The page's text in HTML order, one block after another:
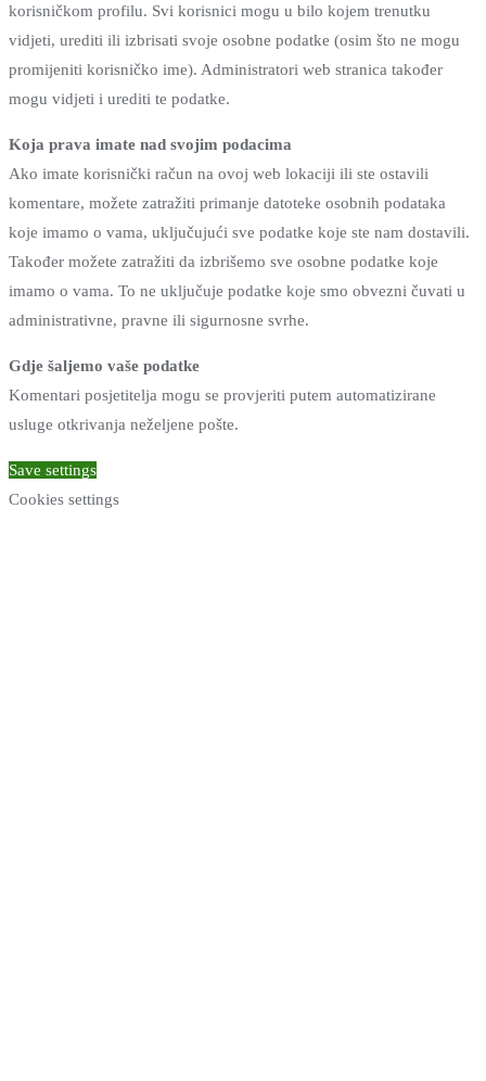
korisničkom profilu. Svi korisnici mogu u bilo kojem trenutku
vidjeti, urediti ili izbrisati svoje osobne podatke (osim što ne mogu
promijeniti korisničko ime). Administratori web stranica također
mogu vidjeti i urediti te podatke.
Koja prava imate nad svojim podacima
Ako imate korisnički račun na ovoj web lokaciji ili ste ostavili
komentare, možete zatražiti primanje datoteke osobnih podataka
koje imamo o vama, uključujući sve podatke koje ste nam dostavili.
Također možete zatražiti da izbrišemo sve osobne podatke koje
imamo o vama. To ne uključuje podatke koje smo obvezni čuvati u
administrativne, pravne ili sigurnosne svrhe.
Gdje šaljemo vaše podatke
Komentari posjetitelja mogu se provjeriti putem automatizirane
usluge otkrivanja neželjene pošte.
Save settings
Cookies settings